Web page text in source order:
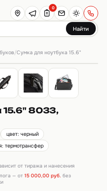
Найти
0
/Сумка для ноутбука 15.6"
15.6" 8033,
цвет: черный
термотрансфер
от тиража и нанесения
— от 15 000,00 руб. без